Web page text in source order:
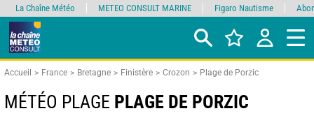
Accueil France Bretagne Finistère Crozon Plage de Porzic
MÉTÉO PLAGE PLAGE DE PORZIC
La Chaîne Météo METEO CONSULT MARINE Figaro Nautisme